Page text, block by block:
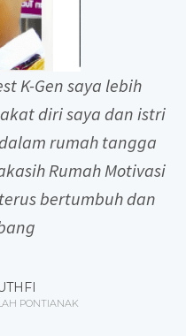
K-Gen saya lebih
diri saya dan istri
rumah tangga
Rumah Motivasi
bertumbuh dan
PONTIANAK